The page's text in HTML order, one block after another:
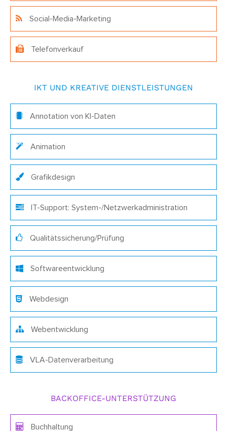
Social-Media-Marketing
Telefonverkauf
IKT UND KREATIVE DIENSTLEISTUNGEN
Annotation von KI-Daten
Animation
Grafikdesign
IT-Support: System-/Netzwerkadministration
Qualitätssicherung/Prüfung
Softwareentwicklung
Webdesign
Webentwicklung
VLA-Datenverarbeitung
BACKOFFICE-UNTERSTÜTZUNG
Buchhaltung